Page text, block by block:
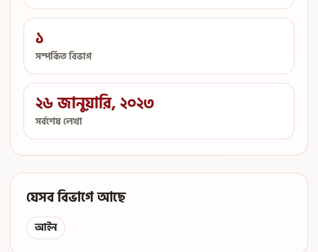
১
সম্পর্কিত বিভাগ
২৬ জানুয়ারি, ২০২৩
সর্বশেষ লেখা
যেসব বিভাগে আছে
আইন